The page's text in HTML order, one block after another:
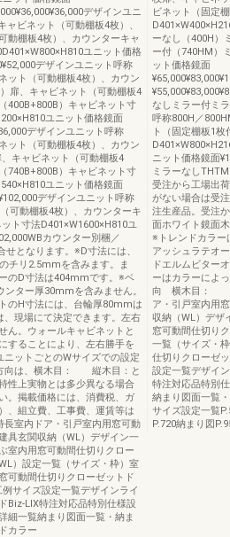
デザインユニ
ャビネット（可動棚板4枚）、
動棚板4枚）、カウンターキャ
ユニット価格
デザインユニット呼称
ット（可動棚板4枚）、カウン
扉、キャビネット（可動棚板4
400B+800B）キャビネット寸
ユニット価格鏡面
デザインユニット呼称
ット（可動棚板4枚）、カウン
キャビネット（可動棚板4
740B+800B）キャビネット寸
ユニット価格鏡面
デザインユニット呼称
可動棚板4枚）、カウンターキ
ト寸法D401×W1600×H810ユ
カウンター別梱／
となります。※D寸法には、
チリ2.5mmを含みます。ま
のD寸法は404mmです。※ベ
ター厚30mmを含みません。
のH寸法には、台輪厚80mmは
現場にて決定できます。左右
ん。ウォールキャビネットと
することにより、左右勝手を
ットごとのWサイズでの設定
向は、横木目： 縦木目：と
性上実物とは多少異なる場合
。掲載価格には、消費税、ガ
、組立費、工事費、運賃等は
室内ドア・引戸室内用窓可動
具玄関収納（WL）デザイン一
室内用窓可動間仕切りクロー
）設定一覧（サイズ・枠）室
可動間仕切りクローゼットド
サイズ設定一覧デザインライ
Biz-LIX特注対応品特別仕様設
細一覧納まり図面一覧・納ま
カラー
ビネット（固定
ーなし（400H）
ー付（740HM）
ット価格鏡面
なしミラー付ミ
呼称800H／
ト（固定棚板1
ニット価格鏡面
ミラーなし
受注から工場出
がない場合は受
注生産品。受注
面ホワイト鏡面
※トレンドカラー
アッシュラテオ
ドエルムビター
ーはカラーによ
向 横木目： 縦
ア・引戸室内用
収納（WL）デザ
窓可動間仕切り
一覧（サイズ・
仕切りクローゼ
設定一覧デザイ
特注対応品特別
納まり図面一覧
サイズ設定一覧
P.720納まり図